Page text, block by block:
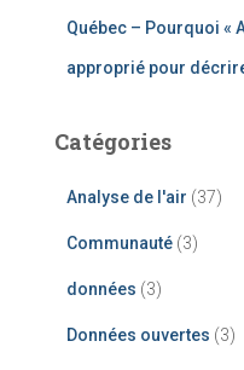
Québec – Pourquoi «
approprié pour
Catégories
Analyse de l'air (37)
Communauté (3)
données (3)
Données ouvertes (3)